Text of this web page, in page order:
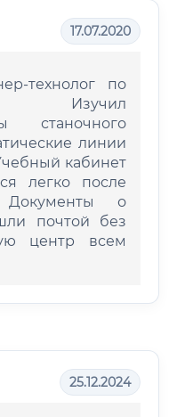
17.07.2020
технолог по
Изучил
станочного
линии
кабинет
легко после
Документы о
почтой без
центр всем
25.12.2024